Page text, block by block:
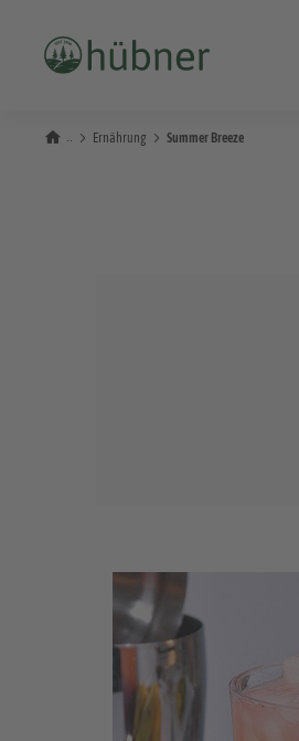
Ernährung Summer Breeze